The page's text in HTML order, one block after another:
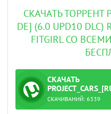
СКАЧАТЬ ТОРРЕНТ
DE] (6.0 UPD10 DLC)
FITGIRL СО
СКАЧАТЬ
ТОРРЕНТ
СКАЧИВАНИЙ: 6339